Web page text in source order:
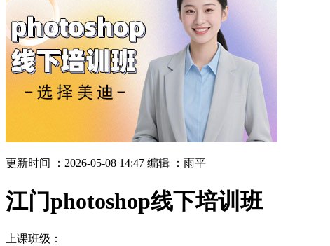
更新时间 ：2026-05-08 14:47 编辑 ：雨平
江门photoshop线下培训班
上课班级：